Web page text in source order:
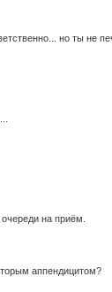
но ты не
на приём.
аппендицитом?